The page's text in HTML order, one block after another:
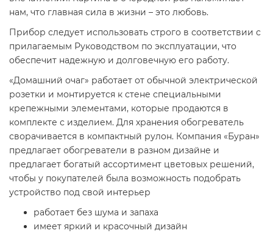
нам, что главная сила в жизни – это любовь.
Прибор следует использовать строго в соответствии с
прилагаемым Руководством по эксплуатации, что
обеспечит надежную и долговечную его работу.
«Домашний очаг» работает от обычной электрической
розетки и монтируется к стене специальными
крепежными элементами, которые продаются в
комплекте с изделием. Для хранения обогреватель
сворачивается в компактный рулон. Компания «Буран»
предлагает обогреватели в разном дизайне и
предлагает богатый ассортимент цветовых решений,
чтобы у покупателей была возможность подобрать
устройство под свой интерьер
работает без шума и запаха
имеет яркий и красочный дизайн